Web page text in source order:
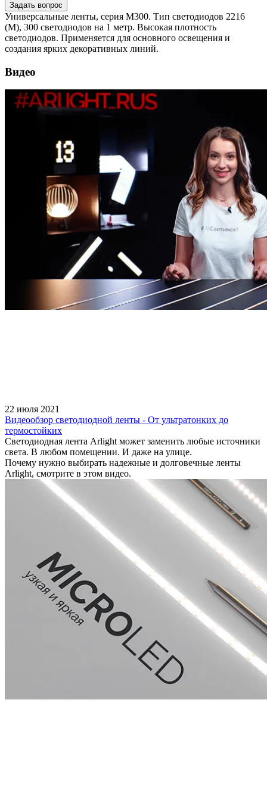
Задать вопрос
Универсальные ленты, серия M300. Тип светодиодов 2216
(M), 300 светодиодов на 1 метр. Высокая плотность
светодиодов. Применяется для основного освещения и
создания ярких декоративных линий.
Видео
22 июля 2021
Видеообзор светодиодной ленты - От ультратонких до
термостойких
Светодиодная лента Arlight может заменить любые источники
света. В любом помещении. И даже на улице.
Почему нужно выбирать надежные и долговечные ленты
Arlight, смотрите в этом видео.